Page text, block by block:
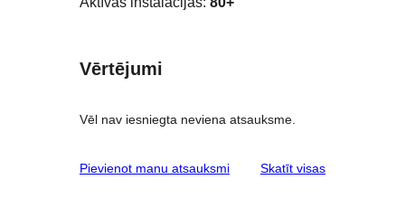
Vērtējumi
Vēl nav iesniegta neviena atsauksme.
Pievienot manu atsauksmi Skatīt visasatsauksmes